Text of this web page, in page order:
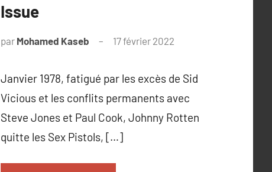
Issue
par Mohamed Kaseb 17 février 2022
Janvier 1978, fatigué par les excès de Sid
Vicious et les conflits permanents avec
Steve Jones et Paul Cook, Johnny Rotten
quitte les Sex Pistols, […]